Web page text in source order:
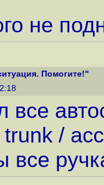
не
Помогите!"
/
все